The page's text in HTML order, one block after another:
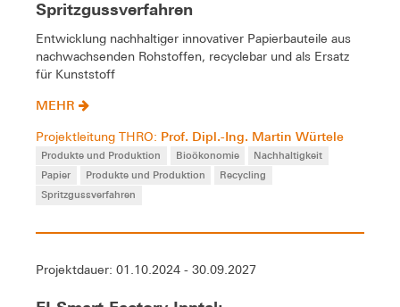
Spritzgussverfahren
Entwicklung nachhaltiger innovativer Papierbauteile aus
nachwachsenden Rohstoffen, recyclebar und als Ersatz
für Kunststoff
MEHR
Projektleitung THRO: Prof. Dipl.-Ing. Martin Würtele
Produkte und Produktion Bioökonomie
Nachhaltigkeit
Papier
Produkte und Produktion
Recycling
Spritzgussverfahren
Projektdauer: 01.10.2024 - 30.09.2027